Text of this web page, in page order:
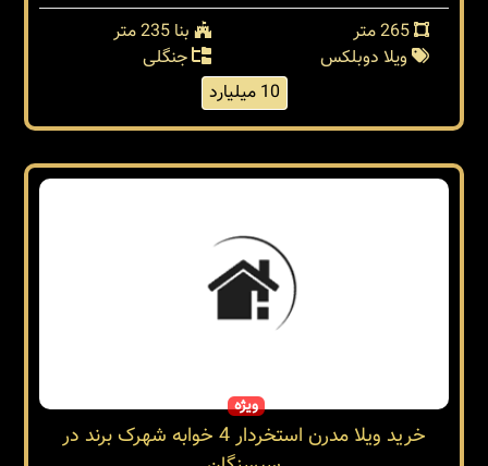
بنا 235 متر
ویلا دوبلکس
جنگلی
10 میلیارد